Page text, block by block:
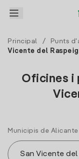
Principal / Punts
Vicente del Raspeig
Oficines i
Municipis de Alicante